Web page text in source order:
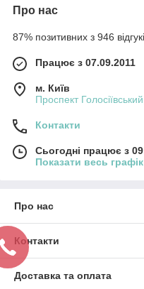
Про нас
87% позитивних з 946
Працює з 07.09.2011
м. Київ
Проспект
Контакти
Сьогодні працює з
Показати весь
Про нас
Контакти
Доставка та оплата